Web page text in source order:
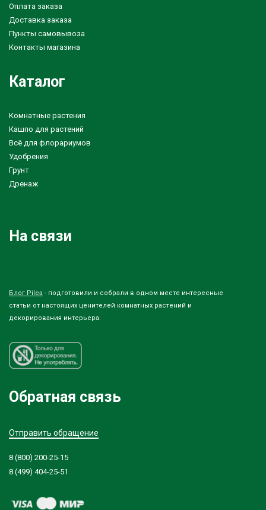
Оплата заказа
Доставка заказа
Пункты самовывоза
Контакты магазина
Каталог
Комнатные растения
Кашпо для растений
Всё для флорариумов
Удобрения
Грунт
Дренаж
На связи
Блог Pilea - подготовили и собрали в одном месте интересные
статьи от настоящих ценителей комнатных растений и
декорирования интерьера.
Обратная связь
Отправить обращение
8 (800) 200-25-15
8 (499) 404-25-51